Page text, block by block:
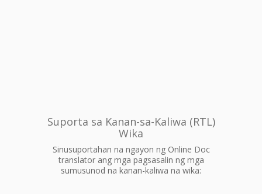
Suporta sa Kanan-sa-Kaliwa (RTL)
Wika
Sinusuportahan na ngayon ng Online Doc
translator ang mga pagsasalin ng mga
sumusunod na kanan-kaliwa na wika: